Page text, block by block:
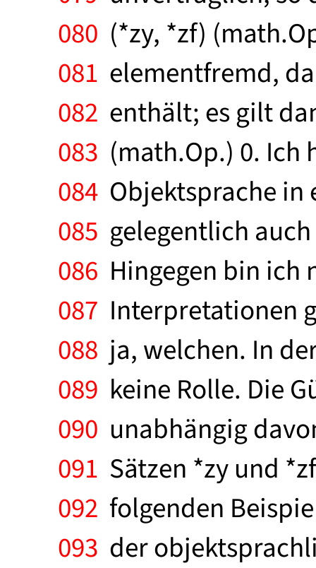
080 (*zy, *zf)
081 elementfremd,
082 enthält; es gilt
083 (math.Op.) 0. Ich
084 Objektsprache in
085 gelegentlich
086 Hingegen bin ich
087 Interpretationen
088 ja, welchen. In
089 keine Rolle. Die
090 unabhängig
091 Sätzen *zy und
092 folgenden
093 der